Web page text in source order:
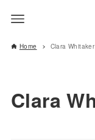
Home Clara Whitaker
Clara